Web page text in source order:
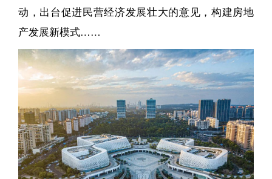
动，出台促进民营经济发展壮大的意见，构建房地
产发展新模式……